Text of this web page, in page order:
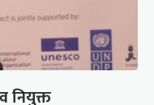
नियुक्त